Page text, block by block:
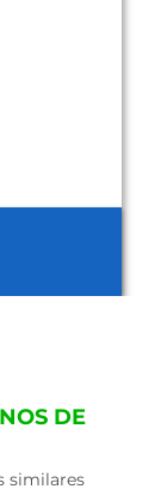
DE
similares